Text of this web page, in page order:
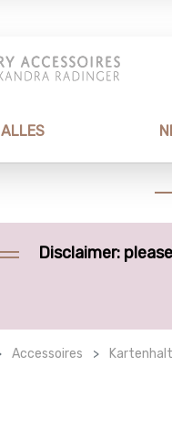
ALLES
Disclaimer:
Accessoires